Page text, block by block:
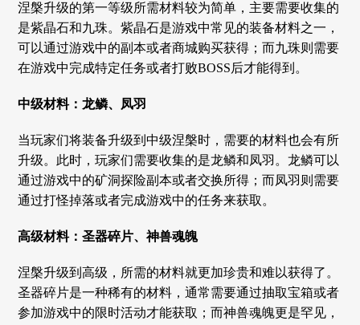
涅槃升级的第一等级所需材料较为简单，主要需要收集的
是紫晶石和九珠。紫晶石是游戏中常见的装备材料之一，
可以通过游戏中的副本或者商城购买获得；而九珠则需要
在游戏中完成特定任务或者打败BOSS后才能得到。
中级材料：龙鳞、凤羽
当玩家们将装备升级到中级涅槃时，需要的材料也会有所
升级。此时，玩家们需要收集的是龙鳞和凤羽。龙鳞可以
通过游戏中的矿洞探险副本或者交换所得；而凤羽则需要
通过打怪掉落或者完成游戏中的任务来获取。
高级材料：圣器碎片、神兽魂魄
涅槃升级到高级，所需的材料就更加珍贵和难以获得了。
圣器碎片是一种稀有的材料，通常需要通过抽取宝箱或者
参加游戏中的限时活动才能获取；而神兽魂魄更是罕见，